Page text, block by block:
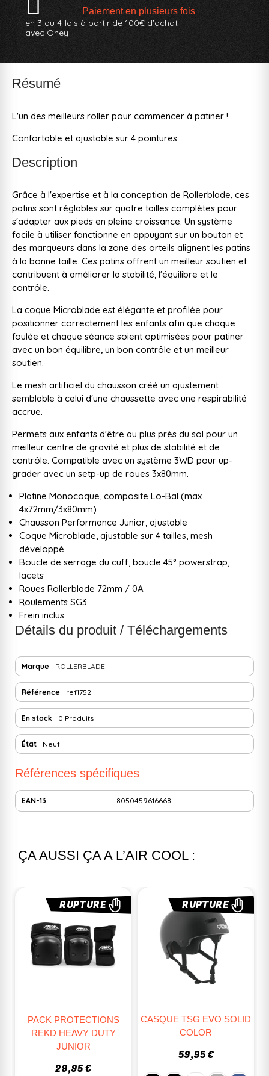
Paiement en plusieurs fois
en 3 ou 4 fois à partir de 100€ d'achat
avec Oney
Résumé
L'un des meilleurs roller pour commencer à patiner !
Confortable et ajustable sur 4 pointures
Description
Grâce à l'expertise et à la conception de Rollerblade, ces
patins sont réglables sur quatre tailles complètes pour
s'adapter aux pieds en pleine croissance. Un système
facile à utiliser fonctionne en appuyant sur un bouton et
des marqueurs dans la zone des orteils alignent les patins
à la bonne taille. Ces patins offrent un meilleur soutien et
contribuent à améliorer la stabilité, l'équilibre et le
contrôle.
La coque Microblade est élégante et profilée pour
positionner correctement les enfants afin que chaque
foulée et chaque séance soient optimisées pour patiner
avec un bon équilibre, un bon contrôle et un meilleur
soutien.
Le mesh artificiel du chausson créé un ajustement
semblable à celui d'une chaussette avec une respirabilité
accrue.
Permets aux enfants d'être au plus près du sol pour un
meilleur centre de gravité et plus de stabilité et de
contrôle. Compatible avec un système 3WD pour up-
grader avec un setp-up de roues 3x80mm.
Platine Monocoque, composite Lo-Bal (max
4x72mm/3x80mm)
Chausson Performance Junior, ajustable
Coque Microblade, ajustable sur 4 tailles, mesh
développé
Boucle de serrage du cuff, boucle 45° powerstrap,
lacets
Roues Rollerblade 72mm / 0A
Roulements SG3
Frein inclus
Détails du produit / Téléchargements
Marque ROLLERBLADE
Référence ref1752
En stock 0 Produits
État Neuf
Références spécifiques
EAN-13 8050459616668
ÇA AUSSI ÇA A L’AIR COOL :
RUPTURE
PACK PROTECTIONS
REKD HEAVY DUTY
JUNIOR
29,95 €
RUPTURE
CASQUE TSG EVO SOLID
COLOR
59,95 €